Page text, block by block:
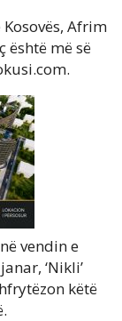
Afrim
është më së
vendin e
‘Nikli’
këtë